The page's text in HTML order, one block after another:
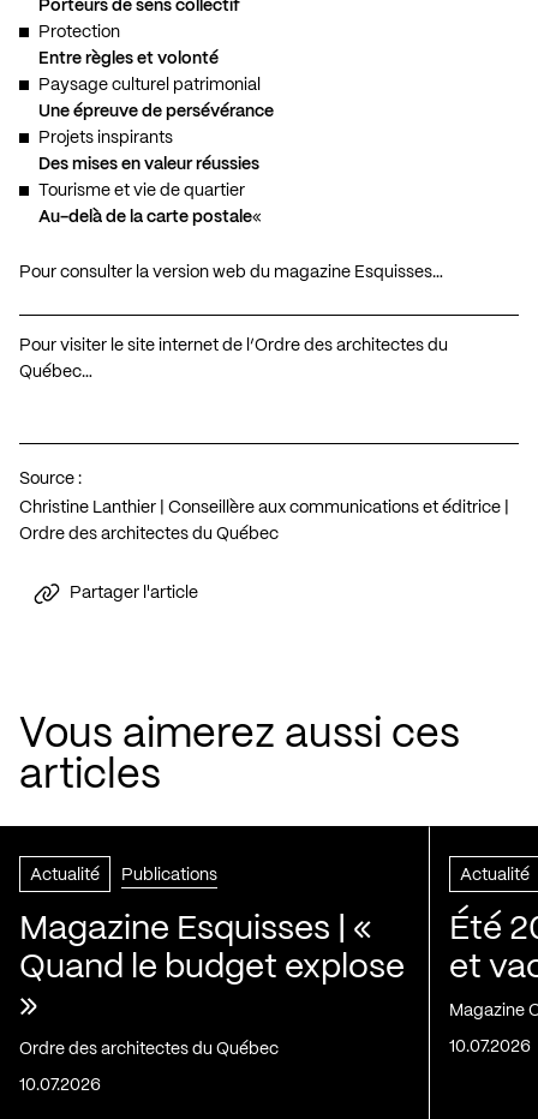
Porteurs de sens collectif
Protection
Entre règles et volonté
Paysage culturel patrimonial
Une épreuve de persévérance
Projets inspirants
Des mises en valeur réussies
Tourisme et vie de quartier
Au-delà de la carte postale«
Pour consulter la version web du magazine Esquisses…
Pour visiter le site internet de l’Ordre des architectes du
Québec…
Source :
Christine Lanthier | Conseillère aux communications et éditrice |
Ordre des architectes du Québec
Partager l'article
Vous aimerez aussi ces
articles
Actualité Publications
Magazine Esquisses | «
Quand le budget explose
»
Ordre des architectes du Québec
10.07.2026
Actualité
Été
et
Magazine
10.07.2026